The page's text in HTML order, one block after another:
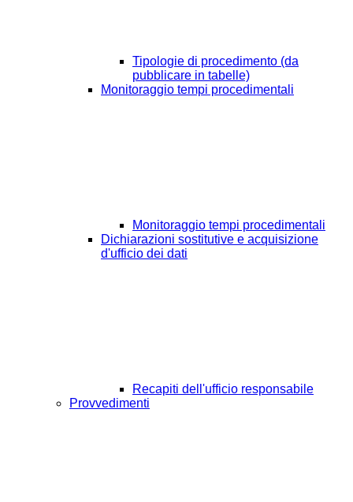
Tipologie di procedimento (da
pubblicare in tabelle)
Monitoraggio tempi procedimentali
Monitoraggio tempi procedimentali
Dichiarazioni sostitutive e acquisizione
d'ufficio dei dati
Recapiti dell'ufficio responsabile
Provvedimenti